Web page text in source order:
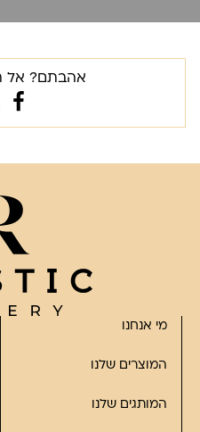
אהבתם? אל
מי אנחנו
המוצרים שלנו
המותגים שלנו